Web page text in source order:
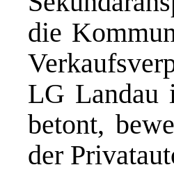
die
LG Landau
betont,
der